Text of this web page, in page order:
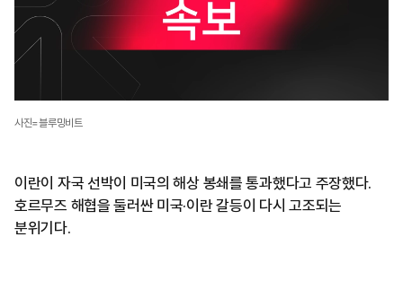
사진=블루밍비트
이란이 자국 선박이 미국의 해상 봉쇄를 통과했다고 주장했다.
호르무즈 해협을 둘러싼 미국·이란 갈등이 다시 고조되는
분위기다.